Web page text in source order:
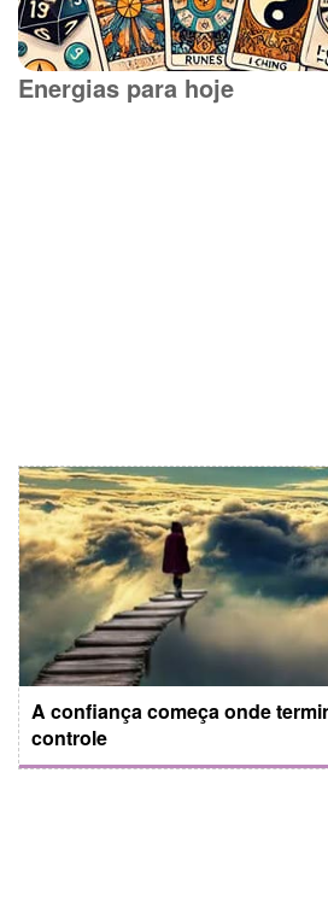
Energias para hoje
A confiança começa onde
controle